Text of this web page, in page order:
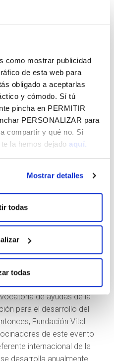
como mostrar publicidad
de esta web para
obligado a aceptarlas
y cómodo. Sí tú
pincha en PERMITIR
PERSONALIZAR para
compartir y qué no. Si
la hemos dejado aquí.
Mostrar detalles
todas
todas
y otras
aparición de tumores
Un 35% de los
de los 20 años de edad.
fondos a través de
y apoyar proyectos de
respaldados por un comité
difusión y
pretenden mejorar la
el Festival solidario Aitzina
difundir el folk, con música,
para investigar la ataxia
Vital
colaborando con la
2017 cuando se
de ayudas de la
para el desarrollo del
Fundación Vital
de este evento
internacional de la
desarrolla anualmente